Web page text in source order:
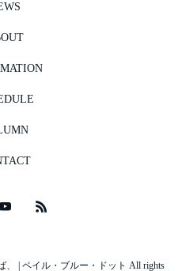
、 | ペイル・ブルー・ドット All rights